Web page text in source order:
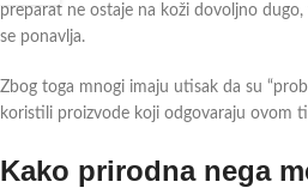
preparat ne ostaje na koži dovoljno
se ponavlja.
Zbog toga mnogi imaju utisak da su
koristili proizvode koji odgovaraju ovom
Kako prirodna nega